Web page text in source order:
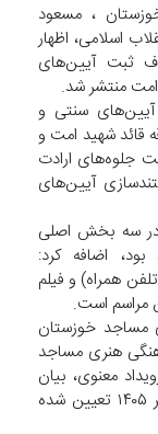
، مسعود
اسلامی، اظهار
ثبت آیین‌های
منتشر شد.
آیین‌های سنتی و
قائد شهید امت و
جلوه‌های ارادت
آیین‌های
در سه بخش اصلی
بود، اضافه کرد:
همراه) و فیلم
مساجد خوزستان
هنری مساجد
معنوی، بیان
داشت: مهلت نهایی ارسال آثار تا تاریخ ۲۵ تیر ۱۴۰۵ تعیین شده